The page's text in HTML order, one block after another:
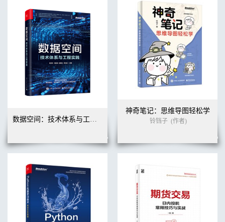
2.4 如何策划视频选题
2.4.1 视频与图文的逻辑一样
2.4.2 满足观众的两大基础需求
2.4.3 观点最重要
2.4.4 要让观众乐于分享
2.4.5 借助热门话题、热搜或排行榜
2.4.6 避免出现的内容
2.5 如何创作视频
2.5.1 尽量在前10秒内给出精彩预告
2.5.3 写拍摄要点
2.5.6 视频剪辑
2.6.1 视频封面
2.6.2 视频标题
2.6.3 视频类型和分区
2.6.4 视频标签
2.6.5 填写视频简介
2.6.6 定时发布
数据空间：技术体系与工程实践
神奇笔记：思维导图轻松学
铃铛子 (作者)